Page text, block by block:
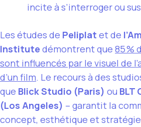
incite à s’interroger ou
Les études de Peliplat et de
Institute démontrent que 85 %
sont influencés par le visuel de
d’un film. Le recours à des
que Blick Studio (Paris) ou BLT
(Los Angeles) – garantit la
concept, esthétique et stratégie